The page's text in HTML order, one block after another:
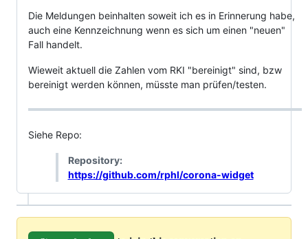
Die Meldungen beinhalten soweit ich es in Erinnerung habe,
auch eine Kennzeichnung wenn es sich um einen "neuen"
Fall handelt.
Wieweit aktuell die Zahlen vom RKI "bereinigt" sind, bzw
bereinigt werden können, müsste man prüfen/testen.
Siehe Repo:
Repository:
https://github.com/rphl/corona-widget